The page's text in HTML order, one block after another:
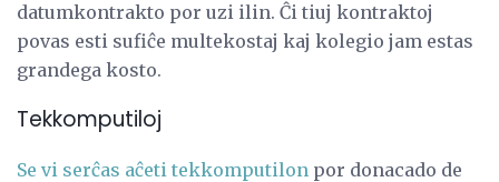
datumkontrakto por uzi ilin. Ĉi tiuj kontraktoj
povas esti sufiĉe multekostaj kaj kolegio jam estas
grandega kosto.
Tekkomputiloj
Se vi serĉas aĉeti tekkomputilon por donacado de